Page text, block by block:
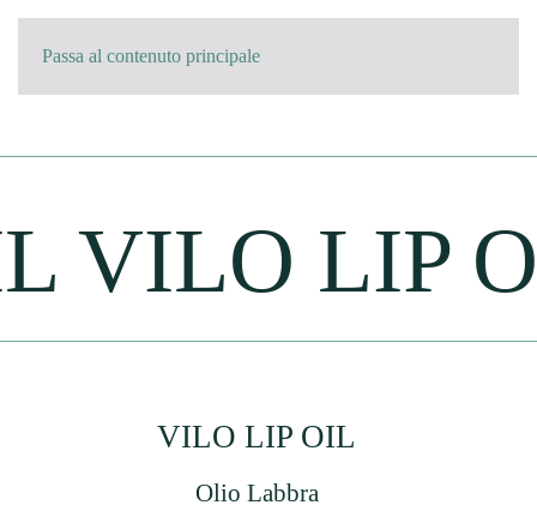
Passa al contenuto principale
VILO LIP
VILO LIP OIL
Olio Labbra